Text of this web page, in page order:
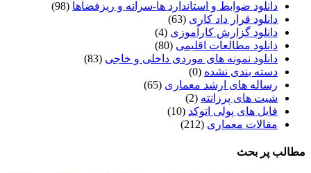
دانلود ضوابط و استاندارد ها-سرانه و ریزفضاها (98)
دانلود قرار داد کاری (63)
دانلود گزارش کارآموزی (4)
دانلود مطالعات اقلیمی (80)
دانلود نمونه های موردی داخلی و خاجی (83)
دسته بندی نشده (0)
رساله های ارشد معماری (65)
شیت های پرزانته (2)
فایل های پولی اتوکد (10)
مقالات معماری (212)
مطالب پر بحث